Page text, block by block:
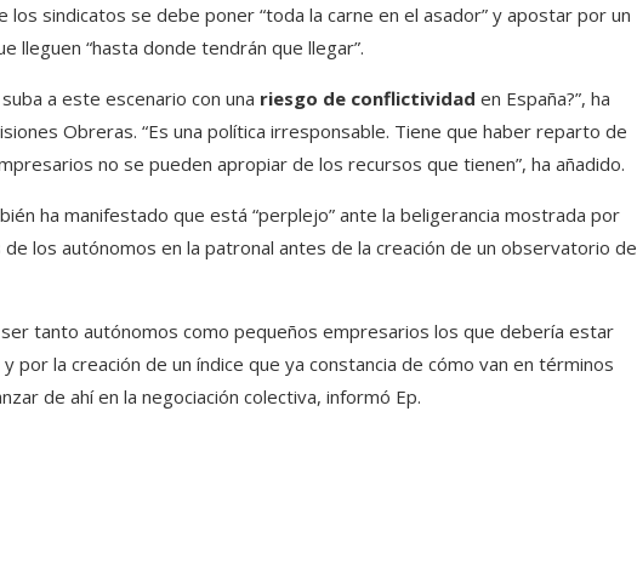
los sindicatos se debe poner “toda la carne en el asador” y apostar por un
lleguen “hasta donde tendrán que llegar”.
a este escenario con una riesgo de conflictividad en España?”, ha
Obreras. “Es una política irresponsable. Tiene que haber reparto de
no se pueden apropiar de los recursos que tienen”, ha añadido.
ha manifestado que está “perplejo” ante la beligerancia mostrada por
de los autónomos en la patronal antes de la creación de un observatorio de
tanto autónomos como pequeños empresarios los que debería estar
y por la creación de un índice que ya constancia de cómo van en términos
de ahí en la negociación colectiva, informó Ep.